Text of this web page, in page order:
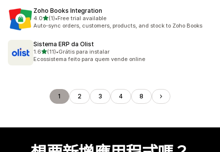
Zoho Books Integration
4.0滿分 5 顆星
(1)
共有 1 則評價
•Free trial available
Auto-sync orders, customers, products, and stock to Zoho Books
Sistema ERP da Olist
1.6滿分 5 顆星
(11)
共有 11 則評價
•Grátis para instalar
Ecossistema feito para quem vende online
1 2 3 4 8